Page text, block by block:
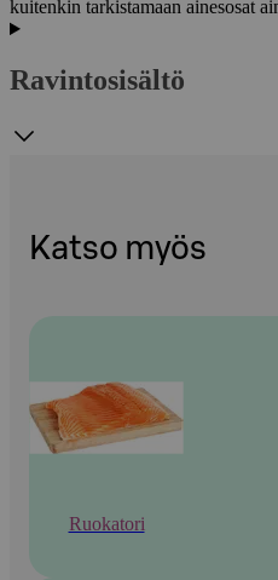
kuitenkin tarkistamaan ainesosat
Ravintosisältö
Katso myös
Ruokatori